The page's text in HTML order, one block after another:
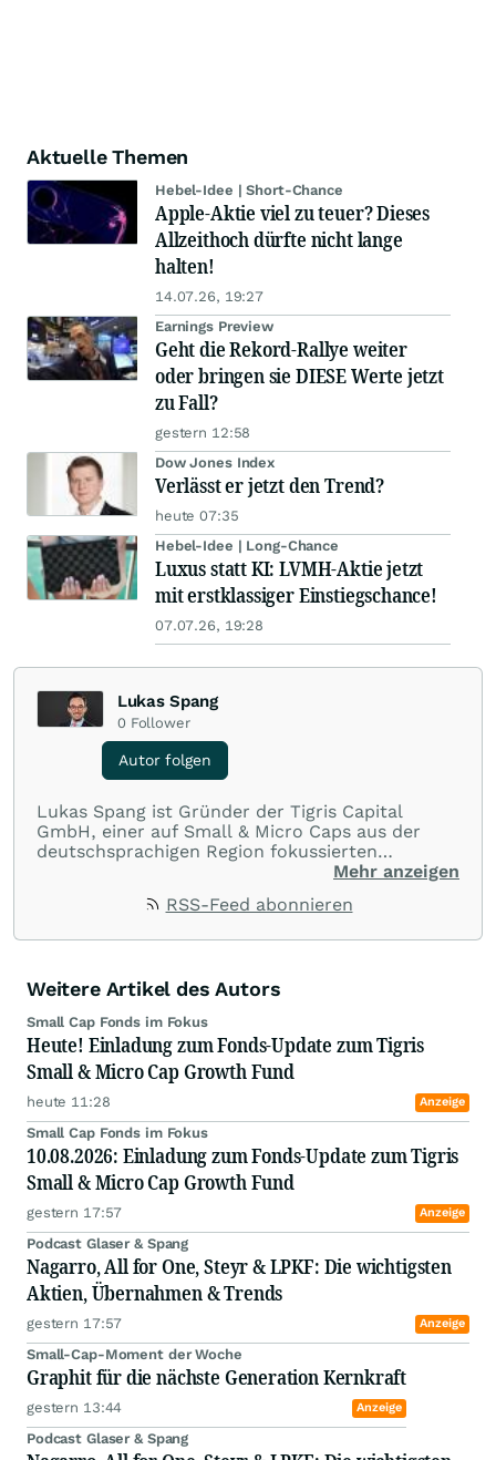
Aktuelle Themen
Hebel-Idee | Short-Chance
Apple-Aktie viel zu teuer? Dieses
Allzeithoch dürfte nicht lange
halten!
14.07.26, 19:27
Earnings Preview
Geht die Rekord-Rallye weiter
oder bringen sie DIESE Werte jetzt
zu Fall?
gestern 12:58
Dow Jones Index
Verlässt er jetzt den Trend?
heute 07:35
Hebel-Idee | Long-Chance
Luxus statt KI: LVMH-Aktie jetzt
mit erstklassiger Einstiegschance!
07.07.26, 19:28
Lukas Spang
0 Follower
Autor folgen
Lukas Spang ist Gründer der Tigris Capital
GmbH, einer auf Small & Micro Caps aus der
deutschsprachigen Region fokussierten
Fondsboutique. Er weist eine über 10-jährige
Region aus und gehört daher zu den absoluten
Growth Fund eine Fondslösung aufgesetzt, die
die Strategie fortgesetzt hat. Lukas Spang sucht
wachstumsstarke, profitable und Cashflow-
starke Unternehmen, die ein Asset-light
Geschäftsmodell aufweisen und daher attraktive
erzielen können.
Mehr anzeigen
RSS-Feed abonnieren
Weitere Artikel des Autors
Small Cap Fonds im Fokus
Heute! Einladung zum Fonds-Update zum Tigris
Small & Micro Cap Growth Fund
heute 11:28 Anzeige
Small Cap Fonds im Fokus
10.08.2026: Einladung zum Fonds-Update zum Tigris
Small & Micro Cap Growth Fund
gestern 17:57 Anzeige
Podcast Glaser & Spang
Nagarro, All for One, Steyr & LPKF: Die wichtigsten
Aktien, Übernahmen & Trends
gestern 17:57 Anzeige
Small-Cap-Moment der Woche
Graphit für die nächste Generation Kernkraft
gestern 13:44 Anzeige
Podcast Glaser & Spang